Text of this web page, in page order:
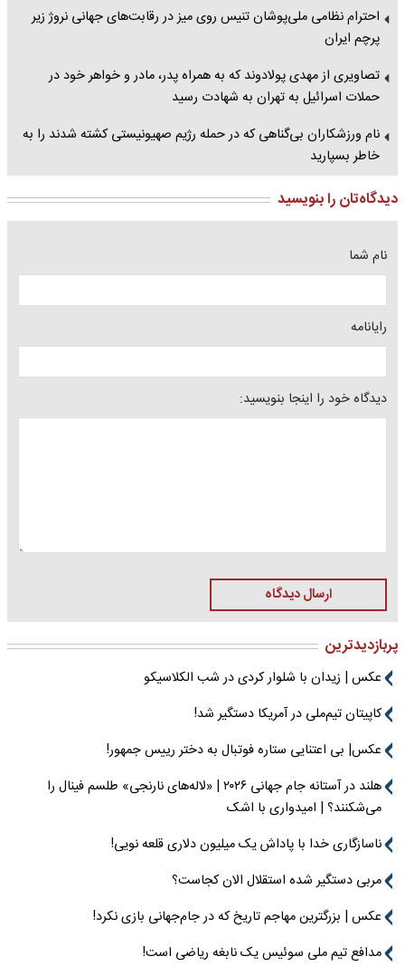
احترام نظامی ملی‌پوشان تنیس روی میز در رقابت‌های جهانی نروژ زیر
پرچم ایران
تصاویری از مهدی پولادوند که به همراه پدر، مادر و خواهر خود در
حملات اسرائیل به تهران به شهادت رسید
نام ورزشکاران بی‌گناهی که در حمله رژیم صهیونیستی کشته شدند را به
خاطر بسپارید
دیدگاه‌تان را بنویسید
نام شما
رایانامه
دیدگاه خود را اینجا بنویسید:
ارسال دیدگاه
پربازدیدترین
عکس | زیدان با شلوار کردی در شب الکلاسیکو
کاپیتان تیم‌ملی در آمریکا دستگیر شد!
عکس| بی اعتنایی ستاره فوتبال به دختر رییس جمهور!
هلند در آستانه جام جهانی ۲۰۲۶ | «لاله‌های نارنجی» طلسم فینال را
می‌شکنند؟ | امیدواری با اشک
ناسازگاری خدا با پاداش یک میلیون دلاری قلعه نویی!
مربی دستگیر شده استقلال الان کجاست؟
عکس | بزرگترین مهاجم تاریخ که در جام‌جهانی بازی نکرد!
مدافع تیم ملی سوئیس یک نابغه ریاضی است!